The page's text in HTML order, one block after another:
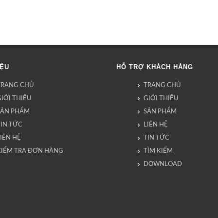
CHỦ
THIỆU
PHẨM
TỨC
HỆ
TRA ĐƠN HÀNG
HỖ TRỢ KHÁCH HÀNG
TRANG CHỦ
GIỚI THIỆU
SẢN PHẨM
LIÊN HỆ
TIN TỨC
TÌM KIẾM
DOWNLOAD